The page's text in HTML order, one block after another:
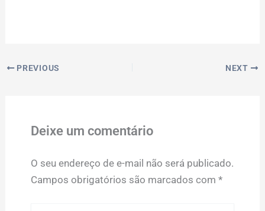
PREVIOUS NEXT
Deixe um comentário
O seu endereço de e-mail não será publicado.
Campos obrigatórios são marcados com *